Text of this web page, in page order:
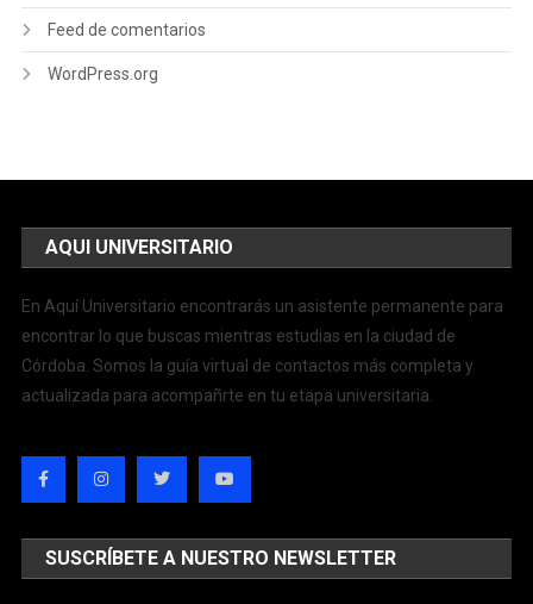
Feed de comentarios
WordPress.org
AQUI UNIVERSITARIO
En Aquí Universitario encontrarás un asistente permanente para
encontrar lo que buscas mientras estudias en la ciudad de
Córdoba. Somos la guía virtual de contactos más completa y
actualizada para acompañrte en tu etapa universitaria.
SUSCRÍBETE A NUESTRO NEWSLETTER